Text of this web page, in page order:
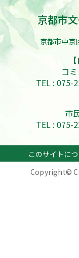
京都市
京都市中京
コ
TEL : 075-
市
TEL : 075-
このサイトに
Copyright©